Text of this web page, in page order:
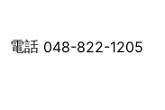
電話 048-822-1205